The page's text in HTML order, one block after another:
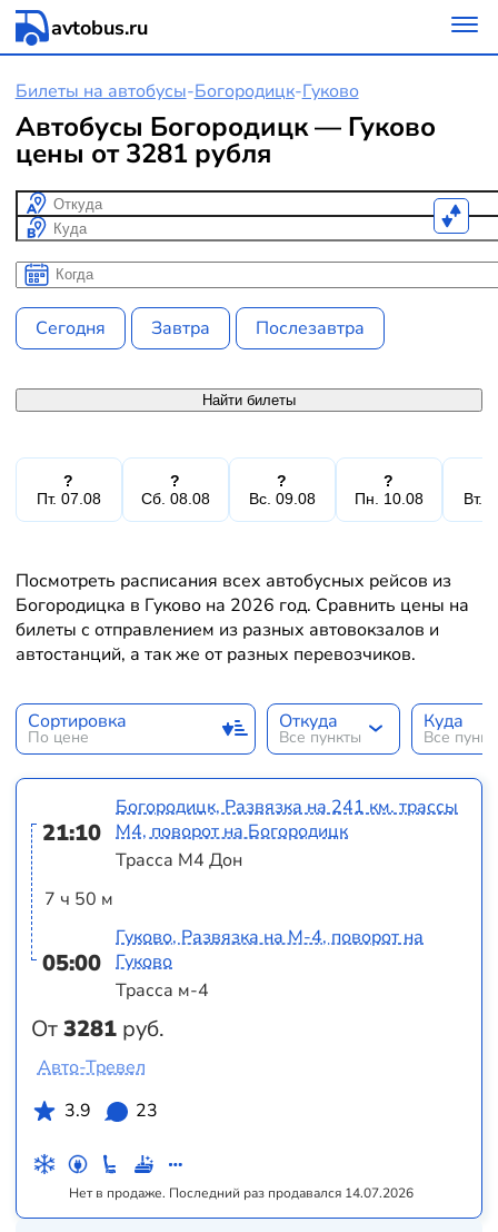
avtobus.ru
Билеты на автобусы-Богородицк-Гуково
Автобусы Богородицк — Гуково
цены от 3281 рубля
Откуда
Куда
Когда
Когда
Сегодня Завтра Послезавтра
Найти билеты
?
Пт. 07.08
?
Сб. 08.08
?
Вс. 09.08
?
Пн. 10.08
Вт.
Посмотреть расписания всех автобусных рейсов из
Богородицка в Гуково на 2026 год. Сравнить цены на
билеты с отправлением из разных автовокзалов и
автостанций, а так же от разных перевозчиков.
Сортировка
По цене
Откуда
Все пункты
Куда
Все
21:10
7 ч 50 м
05:00
От3281 руб.
Богородицк, Развязка на 241 км. трассы
М4, поворот на Богородицк
Трасса М4 Дон
Гуково, Развязка на М-4, поворот на
Гуково
Трасса м-4
Нет в продаже. Последний раз продавался 14.07.2026
Авто-Тревел
3.9
23